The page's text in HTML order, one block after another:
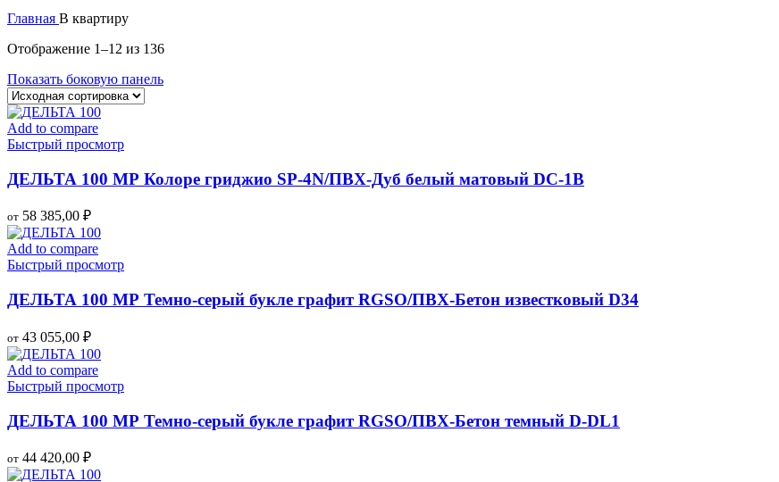
Главная В квартиру
Отображение 1–12 из 136
Показать боковую панель
Add to compare
Быстрый просмотр
ДЕЛЬТА 100 МР Колоре гриджио SP-4N/ПВХ-Дуб белый матовый DC-1B
от 58 385,00 ₽
Add to compare
Быстрый просмотр
ДЕЛЬТА 100 МР Темно-серый букле графит RGSO/ПВХ-Бетон известковый D34
от 43 055,00 ₽
Add to compare
Быстрый просмотр
ДЕЛЬТА 100 МР Темно-серый букле графит RGSO/ПВХ-Бетон темный D-DL1
от 44 420,00 ₽